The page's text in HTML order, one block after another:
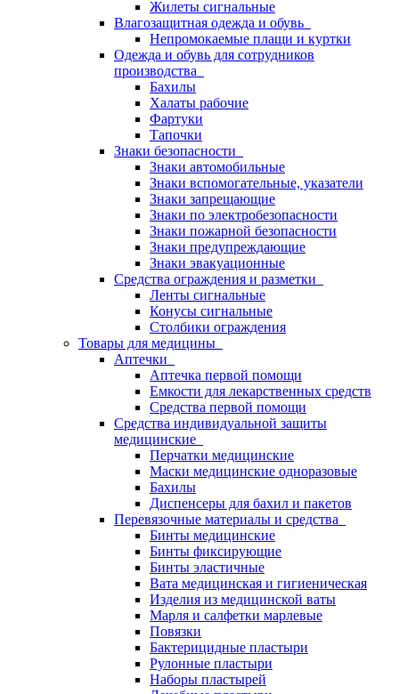
Жилеты сигнальные
Влагозащитная одежда и обувь
Непромокаемые плащи и куртки
Одежда и обувь для сотрудников
производства
Бахилы
Халаты рабочие
Фартуки
Тапочки
Знаки безопасности
Знаки автомобильные
Знаки вспомогательные, указатели
Знаки запрещающие
Знаки по электробезопасности
Знаки пожарной безопасности
Знаки предупреждающие
Знаки эвакуационные
Средства ограждения и разметки
Ленты сигнальные
Конусы сигнальные
Столбики ограждения
Товары для медицины
Аптечки
Аптечка первой помощи
Емкости для лекарственных средств
Средства первой помощи
Средства индивидуальной защиты
медицинские
Перчатки медицинские
Маски медицинские одноразовые
Бахилы
Диспенсеры для бахил и пакетов
Перевязочные материалы и средства
Бинты медицинские
Бинты фиксирующие
Бинты эластичные
Вата медицинская и гигиеническая
Изделия из медицинской ваты
Марля и салфетки марлевые
Повязки
Бактерицидные пластыри
Рулонные пластыри
Наборы пластырей